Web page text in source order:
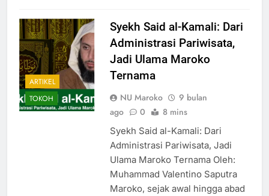
ARTIKEL
TOKOH
Syekh Said al-Kamali: Dari
Administrasi Pariwisata,
Jadi Ulama Maroko
Ternama
NU Maroko
9 bulan
ago
0 8 mins
Syekh Said al-Kamali: Dari
Administrasi Pariwisata, Jadi
Ulama Maroko Ternama Oleh:
Muhammad Valentino Saputra
Maroko, sejak awal hingga abad